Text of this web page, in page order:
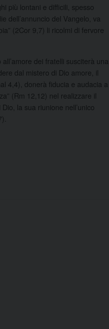
più lontani e difficili, spesso
dell’annuncio del Vangelo, va
(2Cor 9,7) li ricolmi di fervore
dei fratelli susciterà una
dal mistero di Dio amore, il
4,4), donerà fiducia e audacia a
(Rm 12,12) nel realizzare il
la sua riunione nell’unico